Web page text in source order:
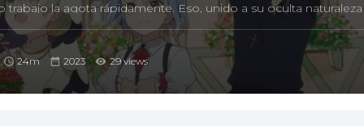
la agota rápidamente. Eso, unido a su oculta naturaleza
se quede holgazaneando en la iglesia. Esto hace que
de la iglesia él solo. Mientras Cecelia duerme a la espera de su
sus necesidades y cumple con las numerosas
una amistad cómoda y de confianza entre ellos. El
24m 2023 29 views